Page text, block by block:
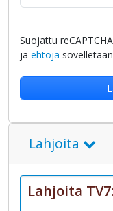
Suojattu
ja ehtoja
Lahjoita
Lahjoita